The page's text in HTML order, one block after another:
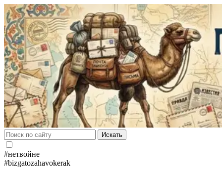
Искать
#нетвойне
#bizgatozahavokerak